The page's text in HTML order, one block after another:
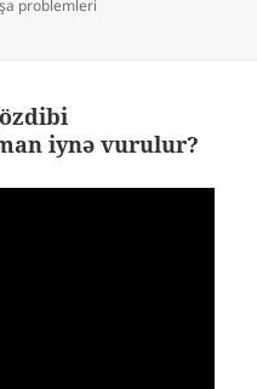
problemleri
problemlərində Lazer
iynə vurulur?